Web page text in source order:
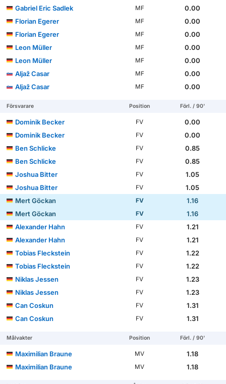
Gabriel Eric Sadlek
MF
0.00
Florian Egerer
MF
0.00
Florian Egerer
MF
0.00
Leon Müller
MF
0.00
Leon Müller
MF
0.00
Aljaž Casar
MF
0.00
Aljaž Casar
MF 0.00
Försvarare Position Förl. / 90'
Dominik Becker FV
0.00
Dominik Becker
FV
0.00
Ben Schlicke
FV
0.85
Ben Schlicke
FV
0.85
Joshua Bitter
FV
1.05
Joshua Bitter
FV
1.05
Mert Göckan
FV
1.16
Mert Göckan
FV
1.16
Alexander Hahn
FV
1.21
Alexander Hahn
FV
1.21
Tobias Fleckstein
FV
1.22
Tobias Fleckstein
FV
1.22
Niklas Jessen
FV
1.23
Niklas Jessen
FV
1.23
Can Coskun
FV
1.31
Can Coskun
FV 1.31
Målvakter Position Förl. / 90'
Maximilian Braune MV
1.18
Maximilian Braune
MV 1.18